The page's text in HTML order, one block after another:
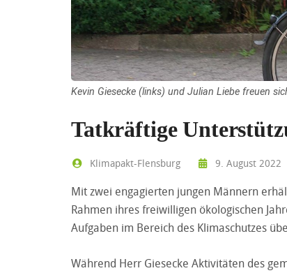
Kevin Giesecke (links) und Julian Liebe freuen
Tatkräftige
Klimapakt-Flensburg 9. August 2022
Mit zwei engagierten jungen Männern
Rahmen ihres freiwilligen ökologischen
Aufgaben im Bereich des Klimaschutzes
Während Herr Giesecke Aktivitäten des